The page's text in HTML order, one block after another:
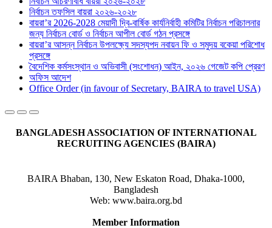
নির্বাচন তফসিল বায়রা ২০২৬-২০২৮
বায়রা’র 2026-2028 মেয়াদী দ্বি-বার্ষিক কার্যনির্বাহী কমিটির নির্বাচন পরিচালনার
জন্য নির্বাচন বোর্ড ও নির্বাচন আপীল বোর্ড গঠন প্রসঙ্গে
বায়রা’র আসন্ন নির্বাচন উপলক্ষ্যে সদস্যপদ নবায়ন ফি ও সমুদয় বকেয়া পরিশোধ
প্রসঙ্গে
বৈদেশিক কর্মসংস্থান ও অভিবাসী (সংশোধন) আইন, ২০২৬ গেজেট কপি প্রেরণ
অফিস আদেশ
Office Order (in favour of Secretary, BAIRA to travel USA)
BANGLADESH ASSOCIATION OF INTERNATIONAL
RECRUITING AGENCIES (BAIRA)
BAIRA Bhaban, 130, New Eskaton Road, Dhaka-1000,
Bangladesh
Web: www.baira.org.bd
Member Information